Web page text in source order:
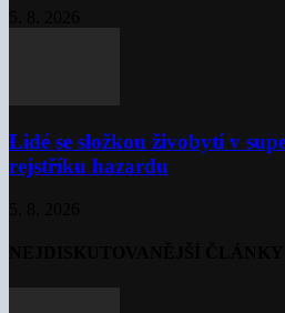
Lidé se složkou živobytí v
rejstříku hazardu